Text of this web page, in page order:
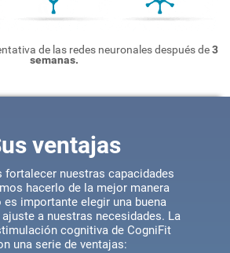
de las redes neuronales después de3
semanas.
ventajas
fortalecer nuestras capacidades
hacerlo de la mejor manera
importante elegir una buena
a nuestras necesidades. La
cognitiva de CogniFit
una serie de ventajas: